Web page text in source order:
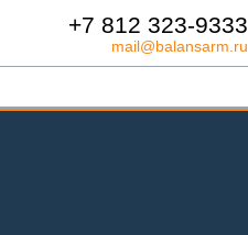
+7 812 323-9333
mail@balansarm.ru